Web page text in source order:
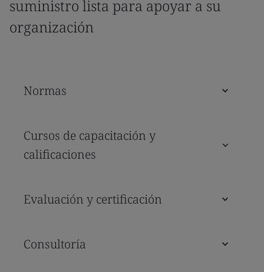
suministro lista para apoyar a su
organización
Normas
Cursos de capacitación y
calificaciones
Evaluación y certificación
Consultoría